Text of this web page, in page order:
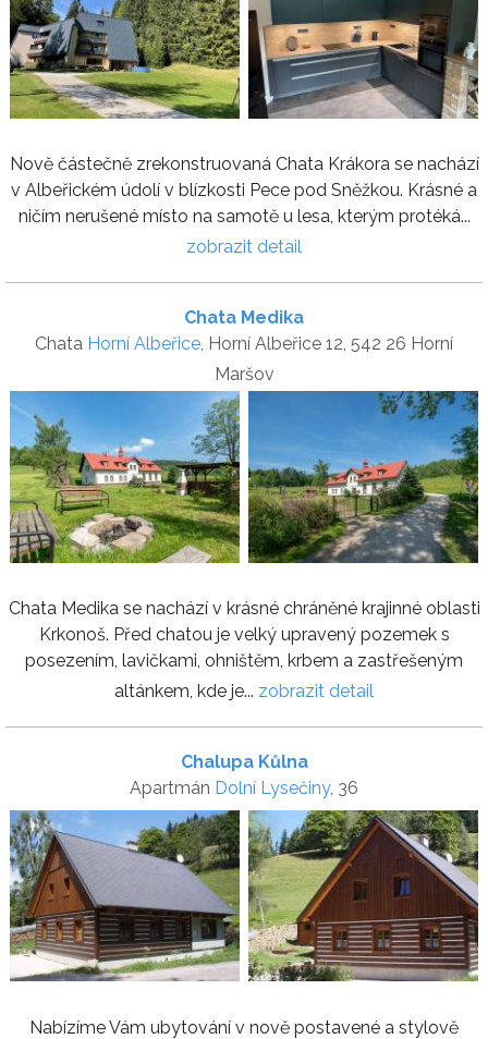
Nově částečně zrekonstruovaná Chata Krákora se nachází
v Albeřickém údolí v blízkosti Pece pod Sněžkou. Krásné a
ničím nerušené místo na samotě u lesa, kterým protéká...
zobrazit detail
Chata Medika
Chata Horní Albeřice, Horní Albeřice 12, 542 26 Horní
Maršov
Chata Medika se nachází v krásné chráněné krajinné oblasti
Krkonoš. Před chatou je velký upravený pozemek s
posezením, lavičkami, ohništěm, krbem a zastřešeným
altánkem, kde je... zobrazit detail
Chalupa Kůlna
Apartmán Dolní Lysečiny, 36
Nabízíme Vám ubytování v nově postavené a stylově